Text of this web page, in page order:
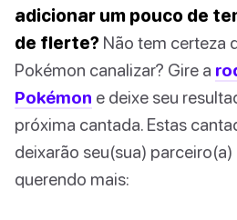
adicionar um pouco de
de flerte? Não tem certeza
Pokémon canalizar? Gire a
Pokémon e deixe seu
próxima cantada. Estas
deixarão seu(sua)
querendo mais: